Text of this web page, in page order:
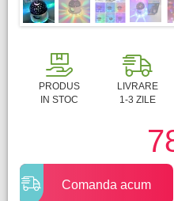
PRODUS
IN STOC
LIVRARE
1-3 ZILE
Comanda acum